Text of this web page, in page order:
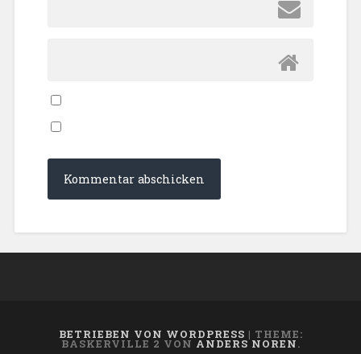
BETRIEBEN VON WORDPRESS | THEME:
BASKERVILLE 2 VON ANDERS NOREN.